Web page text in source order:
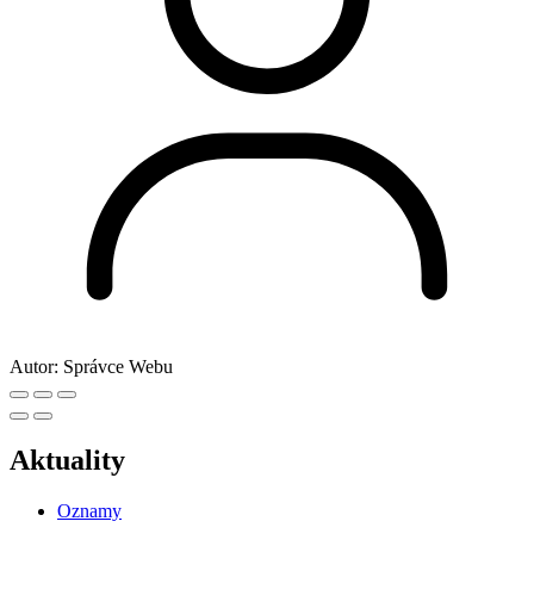
Autor: Správce Webu
Aktuality
Oznamy